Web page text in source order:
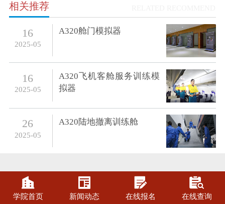
相关推荐
16
2025-05
A320舱门模拟器
16
2025-05
A320飞机客舱服务训练模
拟器
26
2025-05
A320陆地撤离训练舱

学院首页

新闻动态

在线报名

在线查询